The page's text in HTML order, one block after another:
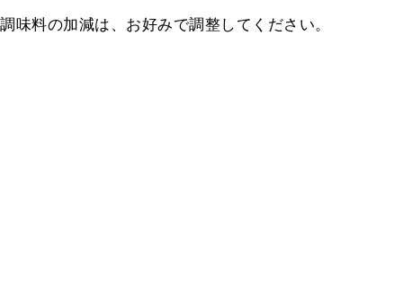
調味料の加減は、お好みで調整してください。